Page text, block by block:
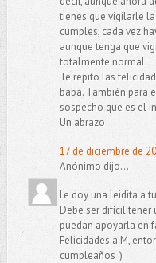
tienes que vigilarle
cumples, cada vez
aunque tenga que
totalmente normal.
Te repito las
baba. También para
sospecho que es el
Un abrazo
17 de diciembre de
Anónimo dijo...
Le doy una leidita a
Debe ser difícil tener
puedan apoyarla en
Felicidades a M,
cumpleaños :)